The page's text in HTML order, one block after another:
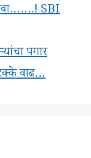
SBI
पगार
वाढ…